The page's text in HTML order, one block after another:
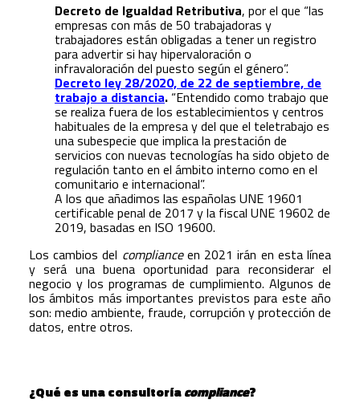
Decreto de Igualdad Retributiva, por el que “las
empresas con más de 50 trabajadoras y
trabajadores están obligadas a tener un registro
para advertir si hay hipervaloración o
infravaloración del puesto según el género”.
Decreto ley 28/2020, de 22 de septiembre, de
trabajo a distancia. “Entendido como trabajo que
se realiza fuera de los establecimientos y centros
habituales de la empresa y del que el teletrabajo es
una subespecie que implica la prestación de
servicios con nuevas tecnologías ha sido objeto de
regulación tanto en el ámbito interno como en el
comunitario e internacional”.
A los que añadimos las españolas UNE 19601
certificable penal de 2017 y la fiscal UNE 19602 de
2019, basadas en ISO 19600.
Los cambios del complianceen 2021 irán en esta línea
y será una buena oportunidad para reconsiderar el
negocio y los programas de cumplimiento. Algunos de
los ámbitos más importantes previstos para este año
son: medio ambiente, fraude, corrupción y protección de
datos, entre otros.
¿Qué es una consultoríacompliance?